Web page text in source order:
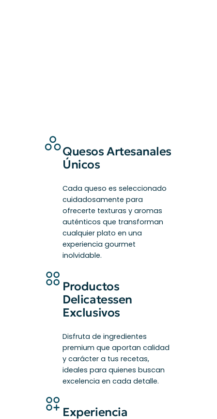
Quesos Artesanales
Únicos
Cada queso es seleccionado
cuidadosamente para
ofrecerte texturas y aromas
auténticos que transforman
cualquier plato en una
experiencia gourmet
inolvidable.
Productos
Delicatessen
Exclusivos
Disfruta de ingredientes
premium que aportan calidad
y carácter a tus recetas,
ideales para quienes buscan
excelencia en cada detalle.
Experiencia